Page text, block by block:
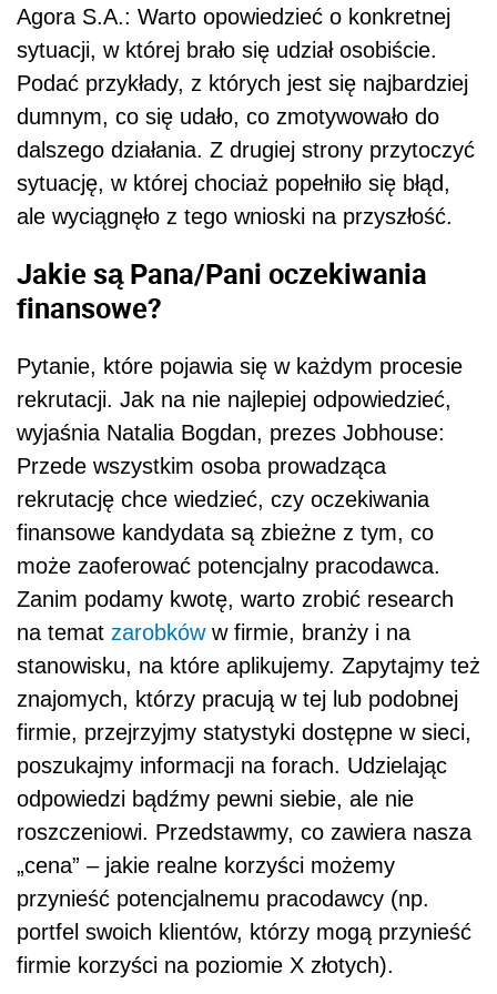
Agora S.A.: Warto opowiedzieć o konkretnej
sytuacji, w której brało się udział osobiście.
Podać przykłady, z których jest się najbardziej
dumnym, co się udało, co zmotywowało do
dalszego działania. Z drugiej strony przytoczyć
sytuację, w której chociaż popełniło się błąd,
ale wyciągnęło z tego wnioski na przyszłość.
Jakie są Pana/Pani oczekiwania
finansowe?
Pytanie, które pojawia się w każdym procesie
rekrutacji. Jak na nie najlepiej odpowiedzieć,
wyjaśnia Natalia Bogdan, prezes Jobhouse:
Przede wszystkim osoba prowadząca
rekrutację chce wiedzieć, czy oczekiwania
finansowe kandydata są zbieżne z tym, co
może zaoferować potencjalny pracodawca.
Zanim podamy kwotę, warto zrobić research
na temat zarobkóww firmie, branży i na
stanowisku, na które aplikujemy. Zapytajmy też
znajomych, którzy pracują w tej lub podobnej
firmie, przejrzyjmy statystyki dostępne w sieci,
poszukajmy informacji na forach. Udzielając
odpowiedzi bądźmy pewni siebie, ale nie
roszczeniowi. Przedstawmy, co zawiera nasza
„cena” – jakie realne korzyści możemy
przynieść potencjalnemu pracodawcy (np.
portfel swoich klientów, którzy mogą przynieść
firmie korzyści na poziomie X złotych).